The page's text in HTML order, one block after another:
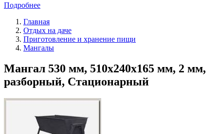
Подробнее
Главная
Отдых на даче
Приготовление и хранение пищи
Мангалы
Мангал 530 мм, 510х240х165 мм, 2 мм,
разборный, Стационарный